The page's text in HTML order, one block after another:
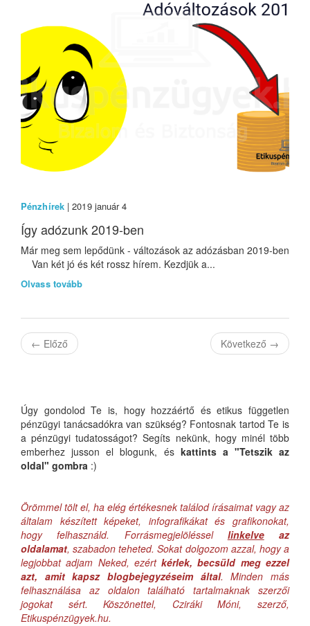
Pénzhírek| 2019 január 4
Így adózunk 2019-ben
Már meg sem lepődünk - változások az adózásban 2019-ben
Van két jó és két rossz hírem. Kezdjük a...
Olvass tovább
← Előző Következő →
Úgy gondolod Te is, hogy hozzáértő és etikus független
pénzügyi tanácsadókra van szükség? Fontosnak tartod Te is
a pénzügyi tudatosságot? Segíts nekünk, hogy minél több
emberhez jusson el blogunk, és kattints a "Tetszik az
oldal" gombra :)
Örömmel tölt el, ha elég értékesnek találod írásaimat vagy az
általam készített képeket, infografikákat és grafikonokat,
hogy felhasználd. Forrásmegjelöléssel linkelveaz
oldalamat, szabadon teheted. Sokat dolgozom azzal, hogy a
legjobbat adjam Neked, ezértkérlek, becsüld meg ezzel
azt, amit kapsz blogbejegyzéseim által. Minden más
felhasználása az oldalon található tartalmaknak szerzői
jogokat sért. Köszönettel, Cziráki Móni, szerző,
Etikuspénzügyek.hu.